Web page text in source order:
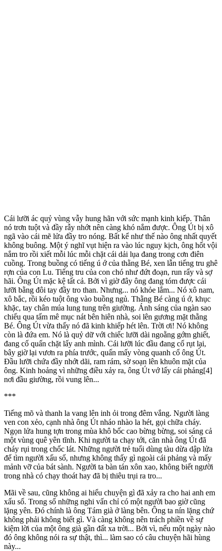
Cái lưỡi ác quỷ vùng vẫy hung hãn với sức mạnh kinh kiếp. Thân
nó trơn tuột và đầy rẫy nhớt nên càng khó nắm được. Ông Út bị xô
ngã vào cái mẽ lửa đầy tro nóng. Bất kể như thế nào ông nhất quyết
không buông. Một ý nghĩ vụt hiện ra vào lúc nguy kịch, ông hốt vội
nắm tro rồi xiết mỗi lúc mỗi chặt cái dải lụa đang trong cơn điên
cuồng. Trong buồng có tiếng ú ớ của thằng Bé, xen lẫn tiếng tru ghê
rợn của con Lu. Tiếng tru của con chó như đứt đoạn, run rẩy và sợ
hãi. Ông Út mặc kệ tất cả. Bởi vì giờ đây ông đang tóm được cái
lưỡi bằng đôi tay đầy tro than. Nhưng... nó khỏe lắm... Nó xô nam,
xô bắc, rồi kéo tuột ông vào buồng ngủ. Thằng Bé càng ú ớ, khục
khặc, tay chân múa lung tung trên giường. Ánh sáng của ngàn sao
chiếu qua tấm mê mục nát bên hiên nhà, soi lên gương mặt thằng
Bé. Ông Út vừa thấy nó đã kinh khiếp hét lên. Trời ơi! Nó không
còn là đứa em. Nó là quỷ dữ với chiếc lưỡi dài ngoằng gớm ghiết,
đang cố quấn chặt lấy anh mình. Cái lưỡi lúc đầu đang cố rụt lại,
bây giờ lại vươn ra phía trước, quấn mấy vòng quanh cổ ông Út.
Đầu lưỡi chứa đầy nhớt dãi, ram rám, sờ soạn lên khuôn mặt của
ông. Kinh hoảng vì những điều xảy ra, ông Út vớ lấy cái phảng[4]
nơi đầu giường, rồi vung lên...
***
Tiếng mõ và thanh la vang lên inh ỏi trong đêm vắng. Người làng
ven con xẻo, cạnh nhà ông Út nháo nhào la hét, gọi chữa cháy.
Ngọn lửa hung tợn trong mùa khô bốc cao bừng bừng, soi sáng cả
một vùng quê yên tĩnh. Khi người ta chạy tới, căn nhà ông Út đã
cháy rụi trong chốc lát. Những người trẻ tuổi dùng tàu dừa dập lửa
để tìm người xấu số, nhưng không thấy gì ngoài cái phảng và mấy
mảnh vỡ của bát sành. Người ta bàn tán xôn xao, không biết người
trong nhà có chạy thoát hay đã bị thiêu trụi ra tro...
Mãi về sau, cũng không ai hiểu chuyện gì đã xảy ra cho hai anh em
xấu số. Trong số những nghi vấn chỉ có một người bao giờ cũng
lặng yên. Đó chính là ông Tám già ở làng bên. Ông ta nín lặng chứ
không phải không biết gì. Và càng không nên trách phiền về sự
kiệm lời của một ông già gần đất xa trời... Bởi vì, nếu một ngày nào
đó ông không nói ra sự thật, thì... làm sao có câu chuyện hãi hùng
này...